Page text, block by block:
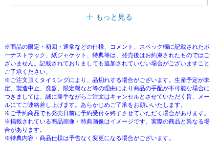
もっと見る
※商品の限定・初回・通常などの仕様、コメント、スペック欄に記載されたボ
ーナストラック、紙ジャケット、特典等は、発売後はお約束されたものではご
ざいません。記載されておりましても追加されていない場合がございますこと
ご了承ください。
※ご注文頂くタイミングにより、品切れする場合がございます。生産予定が未
定、製造中止、廃盤、限定盤など等の理由により商品の手配が不可能な場合に
つきましては、誠に勝手ながらご注文はキャンセルとさせていただく旨、メー
ルにてご連絡差し上げます。あらかじめご了承をお願いいたします。
※ご予約商品でも発売日前に予約受付を終了させていただく場合があります。
※掲載されている商品画像・特典画像はイメージです。実際の商品と異なる場
合があります。
※特典内容・商品仕様は予告なく変更になる場合がございます。